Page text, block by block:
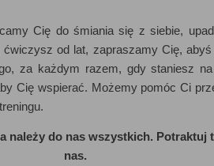
Cię do śmiania się z siebie,
od lat, zapraszamy Cię, abyś
za każdym razem, gdy staniesz
Cię wspierać. Możemy pomóc Ci
należy do nas wszystkich. Potraktuj
nas.